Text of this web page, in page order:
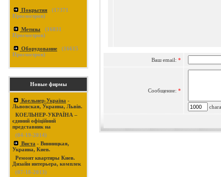
Покрытия (17371
Просмотров)
Метизы (16831
Просмотров)
Оборудование (16615
Просмотров)
Новые фирмы
Коельнер-Україна -
Львовская, Украина, Львів.
КОЕЛЬНЕР-УКРАЇНА –
єдиний офіційний
представник на
(04-19-2014)
Виста - Винницкая,
Украина, Киев.
Ремонт квартиры Киев.
Дизайн интерьера, комплек
(07-18-2013)
Ваш email: *
Сообщение: *